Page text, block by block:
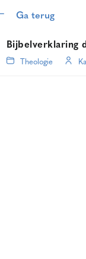
Ga terug
Bijbelverklaring
Theologie